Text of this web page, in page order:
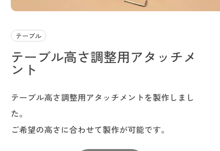
STORY PAGE
テーブル
テーブル高さ調整用アタッチメ
ント
テーブル高さ調整用アタッチメントを製作しまし
た。
ご希望の高さに合わせて製作が可能です。